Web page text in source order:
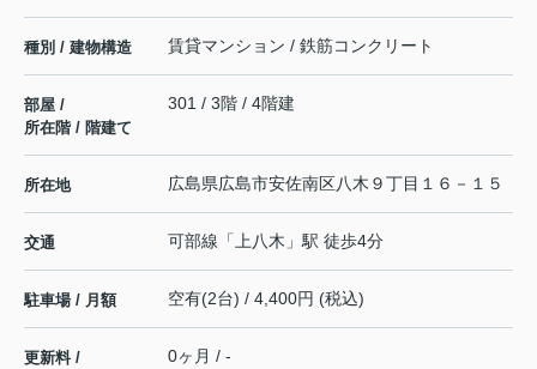
種別 / 建物構造 賃貸マンション / 鉄筋コンクリート
部屋 /
所在階 / 階建て
301 / 3階 / 4階建
所在地 広島県広島市安佐南区八木 ９丁目１６－１５
交通 可部線 「 上八木 」駅 徒歩4分
駐車場 / 月額 空有(2台) / 4,400円 (税込)
更新料 /
0ヶ月 / -